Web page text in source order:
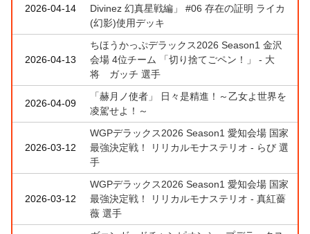
2026-04-14
Divinez 幻真星戦編」 #06 存在の証明 ライカ
(幻影)使用デッキ
2026-04-13
ちほうかっぷデラックス2026 Season1 金沢
会場 4位チーム 「切り捨てごペン！」 - 大
将 ガッチ 選手
2026-04-09
「赫月ノ使者」 日々是精進！～乙女よ世界を
凌駕せよ！～
2026-03-12
WGPデラックス2026 Season1 愛知会場 国家
最強決定戦！ リリカルモナステリオ - らび 選
手
2026-03-12
WGPデラックス2026 Season1 愛知会場 国家
最強決定戦！ リリカルモナステリオ - 真紅薔
薇 選手